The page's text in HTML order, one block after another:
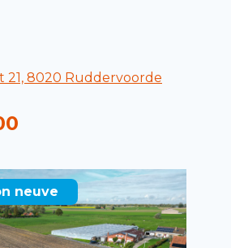
21, 8020 Ruddervoorde
neuve